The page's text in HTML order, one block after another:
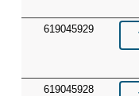
619045929
619045928